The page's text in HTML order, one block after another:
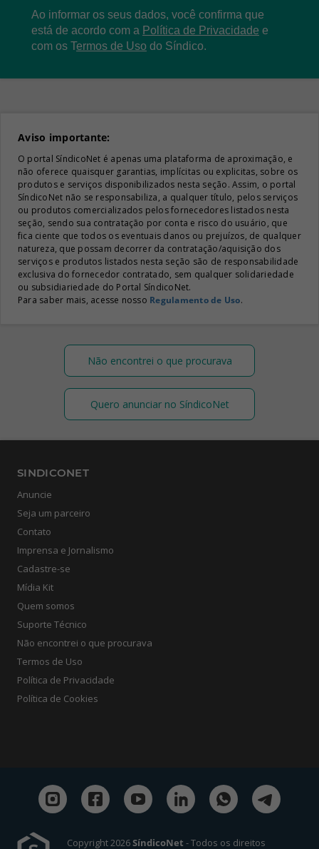
Ao informar os seus dados, você confirma que
está de acordo com a Política de Privacidade e
com os Termos de Uso do Síndico.
Aviso importante:
O portal SíndicoNet é apenas uma plataforma de aproximação, e
não oferece quaisquer garantias, implícitas ou explicitas, sobre os
produtos e serviços disponibilizados nesta seção. Assim, o portal
SíndicoNet não se responsabiliza, a qualquer título, pelos serviços
ou produtos comercializados pelos fornecedores listados nesta
seção, sendo sua contratação por conta e risco do usuário, que
fica ciente que todos os eventuais danos ou prejuízos, de qualquer
natureza, que possam decorrer da contratação/aquisição dos
serviços e produtos listados nesta seção são de responsabilidade
exclusiva do fornecedor contratado, sem qualquer solidariedade
ou subsidiariedade do Portal SíndicoNet.
Para saber mais, acesse nosso Regulamento de Uso.
Não encontrei o que procurava
Quero anunciar no SíndicoNet
SINDICONET
Anuncie
Seja um parceiro
Contato
Imprensa e Jornalismo
Cadastre-se
Mídia Kit
Quem somos
Suporte Técnico
Não encontrei o que procurava
Termos de Uso
Política de Privacidade
Política de Cookies
Copyright 2026SíndicoNet - Todos os direitos